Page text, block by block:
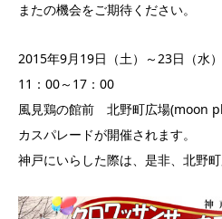
またの機会をご期待ください。
2015年9月19日（土）～23日（水）
11：00～17：00
風見鶏の館前 北野町広場(moon
カスパレードが開催されます。
神戸にいらした際は、是非、北野